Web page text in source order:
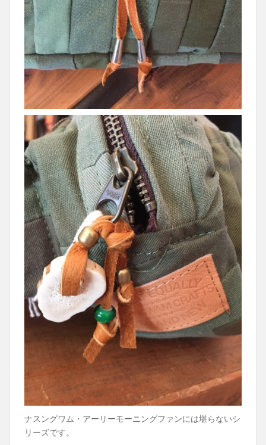
ナスングワム・アーリーモーニングファンには堪らないシ
リーズです。